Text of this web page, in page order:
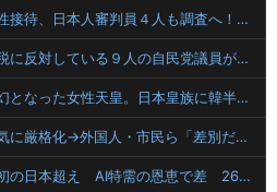
【速報】韓国サッカー協会の性接待、日本人審判員４人も調査へ！！！
【悲報】高市政権の消費税減税に反対している９人の自民党議員が全て判明！！！！ やっぱりコイツラかｗｗｗｗｗ
【ニュース】韓国メディア「幻となった女性天皇。日本皇族に韓半島の男の血が入る可能性がゼロに・・・」
日本の永住権、年収要件が一気に厳格化→外国人・市民ら「差別だ！」と抗議
韓国と台湾の輸出額、ともに初の日本超え AI特需の恩恵で差 26年上期